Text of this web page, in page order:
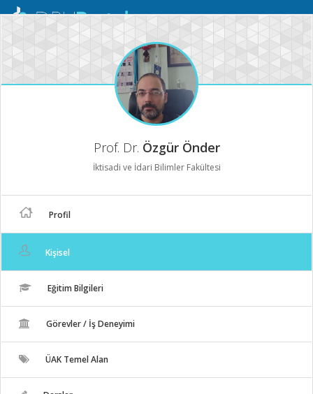
Mobil
Prof. Dr. Özgür Önder
İktisadi ve İdari Bilimler Fakültesi
Profil
Kişisel
Eğitim Bilgileri
Görevler / İş Deneyimi
ÜAK Temel Alan